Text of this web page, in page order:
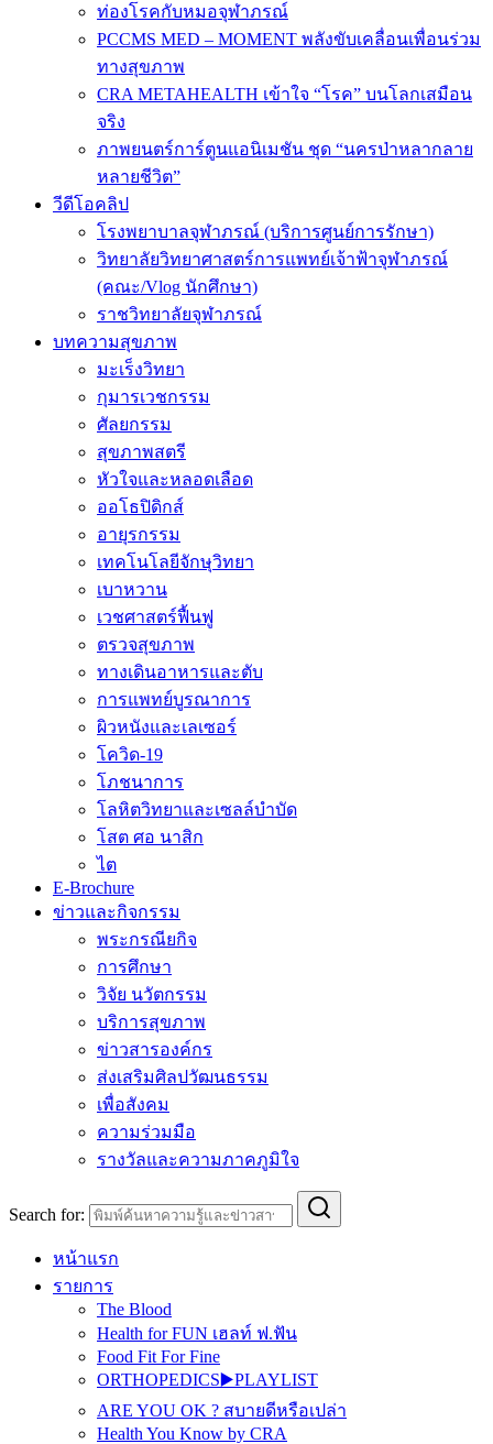
ท่องโรคกับหมอจุฬาภรณ์
PCCMS MED – MOMENT พลังขับเคลื่อนเพื่อนร่วม
ทางสุขภาพ
CRA METAHEALTH เข้าใจ “โรค” บนโลกเสมือน
จริง
ภาพยนตร์การ์ตูนแอนิเมชัน ชุด “นครป่าหลากลาย
หลายชีวิต”
วีดีโอคลิป
โรงพยาบาลจุฬาภรณ์ (บริการศูนย์การรักษา)
วิทยาลัยวิทยาศาสตร์การแพทย์เจ้าฟ้าจุฬาภรณ์
(คณะ/Vlog นักศึกษา)
ราชวิทยาลัยจุฬาภรณ์
บทความสุขภาพ
มะเร็งวิทยา
กุมารเวชกรรม
ศัลยกรรม
สุขภาพสตรี
หัวใจและหลอดเลือด
ออโธปิดิกส์
อายุรกรรม
เทคโนโลยีจักษุวิทยา
เบาหวาน
เวชศาสตร์ฟื้นฟู
ตรวจสุขภาพ
ทางเดินอาหารและตับ
การแพทย์บูรณาการ
ผิวหนังและเลเซอร์
โควิด-19
โภชนาการ
โลหิตวิทยาและเซลล์บำบัด
โสต ศอ นาสิก
ไต
E-Brochure
ข่าวและกิจกรรม
พระกรณียกิจ
การศึกษา
วิจัย นวัตกรรม
บริการสุขภาพ
ข่าวสารองค์กร
ส่งเสริมศิลปวัฒนธรรม
เพื่อสังคม
ความร่วมมือ
รางวัลและความภาคภูมิใจ
Search for:
หน้าแรก
รายการ
The Blood
Health for FUN เฮลท์ ฟ.ฟัน
Food Fit For Fine
ORTHOPEDICS▶️PLAYLIST
ARE YOU OK ? สบายดีหรือเปล่า
Health You Know by CRA